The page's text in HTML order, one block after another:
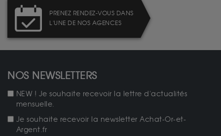
PRENEZ RENDEZ-VOUS DANS
L'UNE DE NOS AGENCES
NOS NEWSLETTERS
NEW ! Je souhaite recevoir la lettre d'actualités
mensuelle.
Je souhaite recevoir la newsletter Achat-Or-et-
Argent.fr